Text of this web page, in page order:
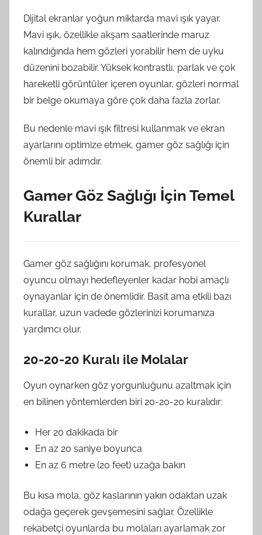
Dijital ekranlar yoğun miktarda mavi ışık yayar.
Mavi ışık, özellikle akşam saatlerinde maruz
kalındığında hem gözleri yorabilir hem de uyku
düzenini bozabilir. Yüksek kontrastlı, parlak ve çok
hareketli görüntüler içeren oyunlar, gözleri normal
bir belge okumaya göre çok daha fazla zorlar.
Bu nedenle mavi ışık filtresi kullanmak ve ekran
ayarlarını optimize etmek, gamer göz sağlığı için
önemli bir adımdır.
Gamer Göz Sağlığı İçin Temel
Kurallar
Gamer göz sağlığını korumak, profesyonel
oyuncu olmayı hedefleyenler kadar hobi amaçlı
oynayanlar için de önemlidir. Basit ama etkili bazı
kurallar, uzun vadede gözlerinizi korumanıza
yardımcı olur.
20-20-20 Kuralı ile Molalar
Oyun oynarken göz yorgunluğunu azaltmak için
en bilinen yöntemlerden biri 20-20-20 kuralıdır:
Her 20 dakikada bir
En az 20 saniye boyunca
En az 6 metre (20 feet) uzağa bakın
Bu kısa mola, göz kaslarının yakın odaktan uzak
odağa geçerek gevşemesini sağlar. Özellikle
rekabetçi oyunlarda bu molaları ayarlamak zor